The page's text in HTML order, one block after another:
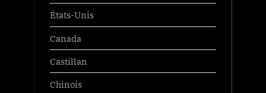
États-Unis
Canada
Castillan
Chinois